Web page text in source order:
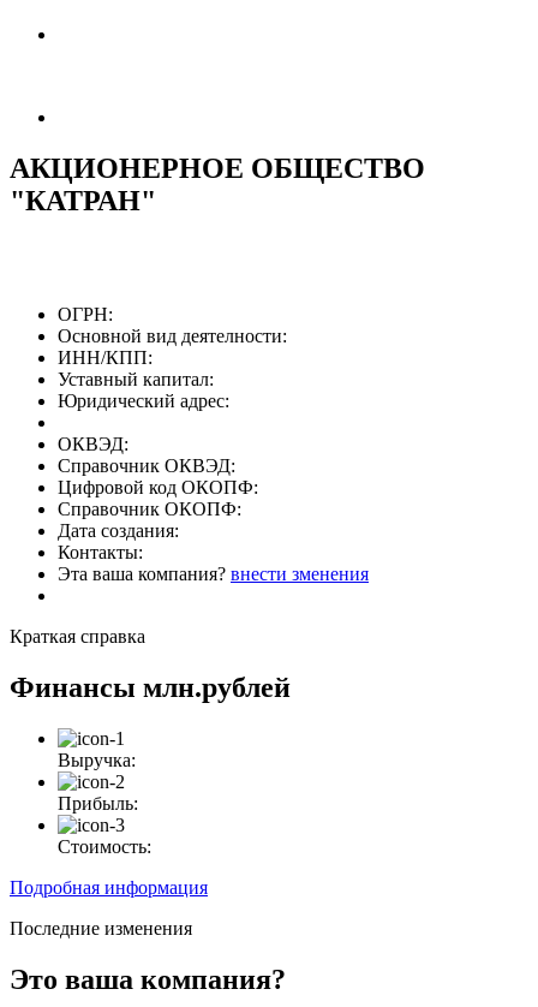
АКЦИОНЕРНОЕ ОБЩЕСТВО
"КАТРАН"
ОГРН:
Основной вид деятелности:
ИНН/КПП:
Уставный капитал:
Юридический адрес:
ОКВЭД:
Справочник ОКВЭД:
Цифровой код ОКОПФ:
Справочник ОКОПФ:
Дата создания:
Контакты:
Эта ваша компания? внести зменения
Краткая справка
Финансы млн.рублей
Выручка:
Прибыль:
Стоимость:
Подробная информация
Последние изменения
Это ваша компания?